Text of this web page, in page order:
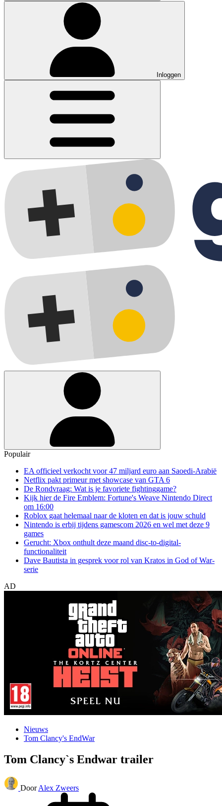
Inloggen
Populair
EA officieel verkocht voor 47 miljard euro aan Saoedi-Arabië
Netflix pakt primeur met showcase van GTA 6
De Rondvraag: Wat is je favoriete fightinggame?
Kijk hier de Fire Emblem: Fortune's Weave Nintendo Direct
om 16:00
Roblox gaat helemaal naar de kloten en dat is jouw schuld
Nintendo is erbij tijdens gamescom 2026 en wel met deze 9
games
Gerucht: Xbox onthult deze maand disc-to-digital-
functionaliteit
Dave Bautista in gesprek voor rol van Kratos in God of War-
serie
AD
Nieuws
Tom Clancy's EndWar
Tom Clancy`s Endwar trailer
Door Alex Zweers